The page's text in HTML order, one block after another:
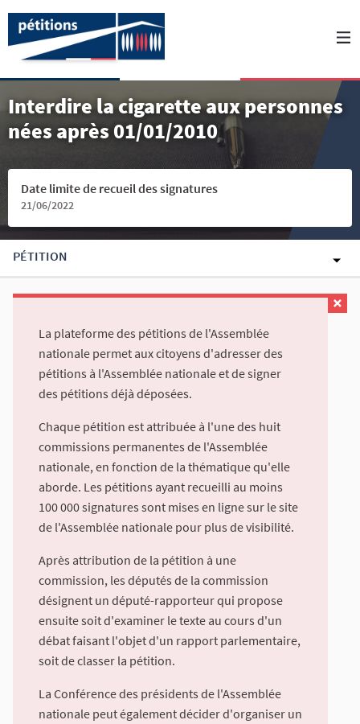
Interdire la cigarette aux personnes
nées après 01/01/2010
Date limite de recueil des signatures
21/06/2022
PÉTITION
La plateforme des pétitions de l'Assemblée
nationale permet aux citoyens d'adresser des
pétitions à l'Assemblée nationale et de signer
des pétitions déjà déposées.
Chaque pétition est attribuée à l'une des huit
commissions permanentes de l'Assemblée
nationale, en fonction de la thématique qu'elle
aborde. Les pétitions ayant recueilli au moins
100 000 signatures sont mises en ligne sur le site
de l'Assemblée nationale pour plus de visibilité.
Après attribution de la pétition à une
commission, les députés de la commission
désignent un député-rapporteur qui propose
ensuite soit d'examiner le texte au cours d'un
débat faisant l'objet d'un rapport parlementaire,
soit de classer la pétition.
La Conférence des présidents de l'Assemblée
nationale peut également décider d'organiser un